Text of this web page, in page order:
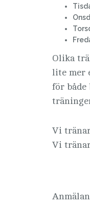
Olika
lite mer
för
Vi
Vi
Anmälan